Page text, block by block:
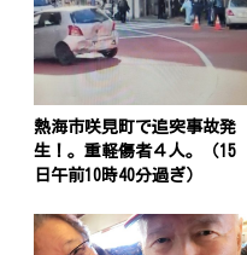
熱海市咲見町で追突事故発
生！。重軽傷者４人。（15
日午前10時40分過ぎ）